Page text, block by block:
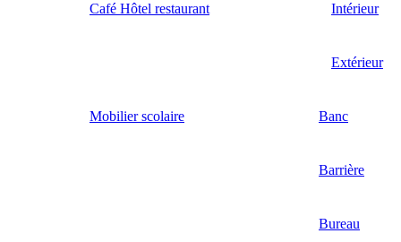
Café Hôtel restaurant Intérieur
Extérieur
Mobilier scolaire Banc
Barrière
Bureau